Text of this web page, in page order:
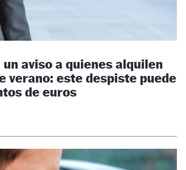
un aviso a quienes alquilen
verano: este despiste puede
de euros